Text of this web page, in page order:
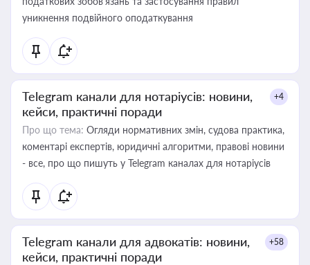
уникнення подвійного оподаткування
Telegram канали для нотаріусів: новини,
кейси, практичні поради
+4
Про що тема: Огляди нормативних змін, судова практика,
коментарі експертів, юридичні алгоритми, правові новини
- все, про що пишуть у Telegram каналах для нотаріусів
Telegram канали для адвокатів: новини,
кейси, практичні поради
+58